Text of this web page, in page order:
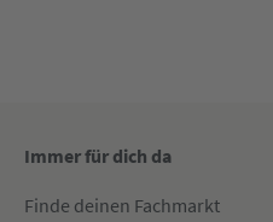
Immer für dich da
Finde deinen Fachmarkt